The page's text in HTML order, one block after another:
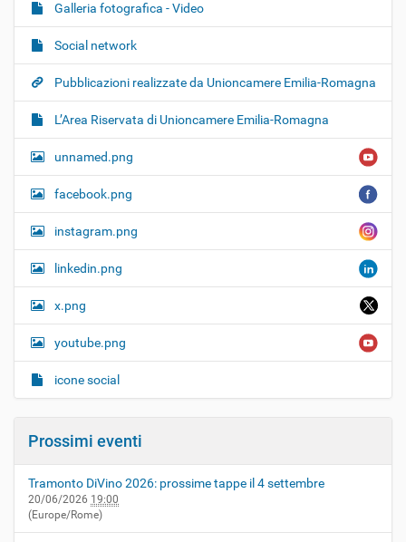
Galleria fotografica - Video
Social network
Pubblicazioni realizzate da Unioncamere Emilia-Romagna
L’Area Riservata di Unioncamere Emilia-Romagna
unnamed.png
facebook.png
instagram.png
linkedin.png
x.png
youtube.png
icone social
Prossimi eventi
Tramonto DiVino 2026: prossime tappe il 4 settembre
20/06/2026 19:00
(Europe/Rome)